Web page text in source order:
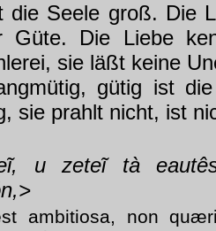
die Seele groß. Die
Güte. Die Liebe
sie läßt keine
gütig ist
sie prahlt nicht, ist
u zeteĩ tà
ambitiosa, non